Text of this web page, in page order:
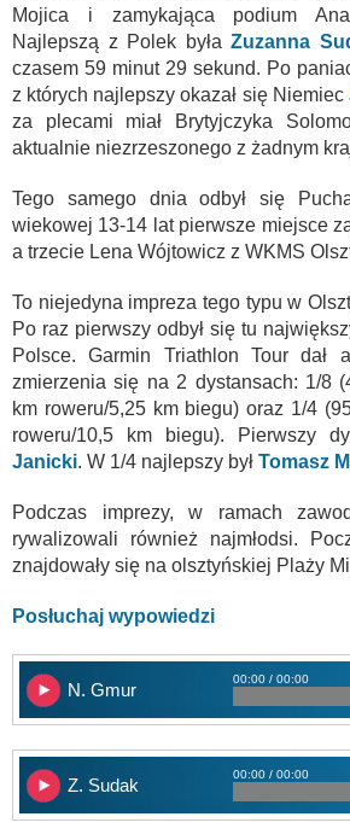
Mojica i zamykająca podium
Najlepszą z Polek byłaZuzanna
czasem 59 minut 29 sekund. Po
z których najlepszy okazał się Niemiec
za plecami miał Brytyjczyka
aktualnie niezrzeszonego z żadnym
Tego samego dnia odbył się
wiekowej 13-14 lat pierwsze miejsce
a trzecie Lena Wójtowicz z WKMS
To niejedyna impreza tego typu w
Po raz pierwszy odbył się tu
Polsce. Garmin Triathlon Tour dał
zmierzenia się na 2 dystansach: 1/8
km roweru/5,25 km biegu) oraz 1/4
roweru/10,5 km biegu). Pierwszy
Janicki. W 1/4 najlepszy był Tomasz
Podczas imprezy, w ramach
rywalizowali również najmłodsi.
znajdowały się na olsztyńskiej Plaży
Posłuchaj wypowiedzi
N. Gmur
00:00 / 00:00
Z. Sudak
00:00 / 00:00